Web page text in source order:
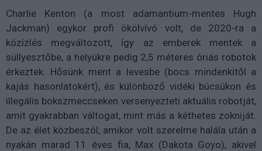
Charlie Kenton (a most adamantium-mentes Hugh
Jackman) egykor profi ökölvívó volt, de 2020-ra a
közízlés megváltozott, így az emberek mentek a
süllyesztőbe, a helyükre pedig 2,5 méteres óriás robotok
érkeztek. Hősünk ment a levesbe (bocs mindenkitől a
kajás hasonlatokért), és különböző vidéki búcsúkon és
illegális bokszmeccseken versenyezteti aktuális robotját,
amit gyakrabban váltogat, mint más a kéthetes zokniját.
De az élet közbeszól, amikor volt szerelme halála után a
nyakán marad 11 éves fia, Max (Dakota Goyo), akivel